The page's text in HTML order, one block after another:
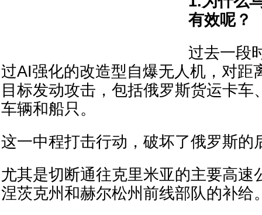
有效呢？
过去一段
过AI强化的改造型自爆无人机，对距
目标发动攻击，包括俄罗斯货运卡车
车辆和船只。
这一中程打击行动，破坏了俄罗斯的
尤其是切断通往克里米亚的主要高速
涅茨克州和赫尔松州前线部队的补给